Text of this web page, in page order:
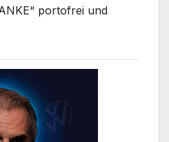
portofrei und